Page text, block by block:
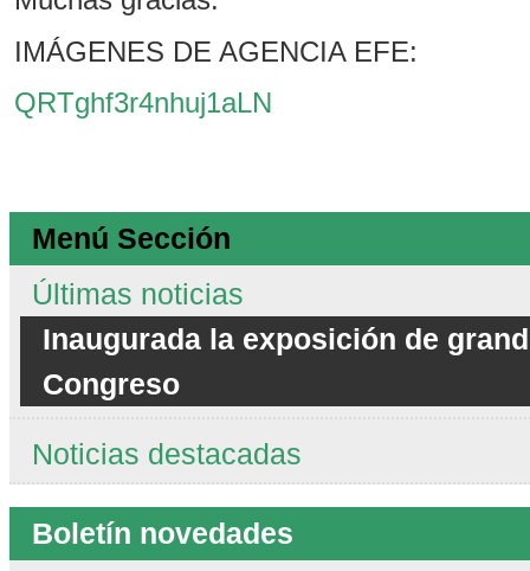
IMÁGENES DE AGENCIA EFE:
QRTghf3r4nhuj1aLN
Menú Sección
Últimas noticias
Inaugurada la exposición de
Congreso
Noticias destacadas
Boletín novedades